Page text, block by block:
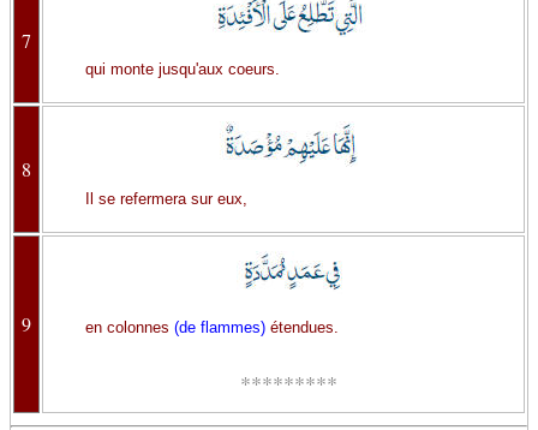
7
qui monte jusqu'aux coeurs.
8
Il se refermera sur eux,
9 en colonnes (de flammes)étendues.
*********